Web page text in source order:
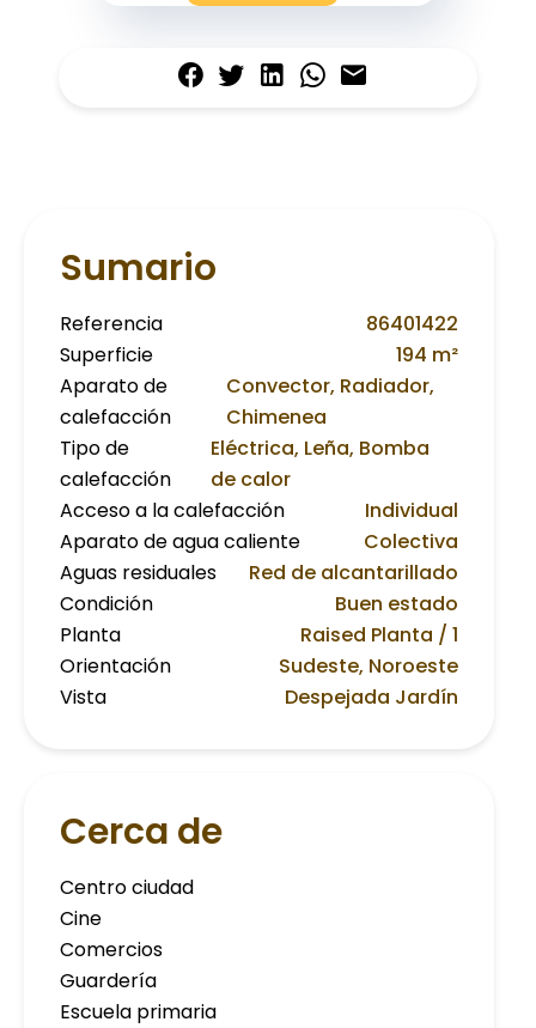
Sumario
Referencia
86401422
Superficie
194 m²
Aparato de
calefacción
Convector, Radiador,
Chimenea
Tipo de
calefacción
Eléctrica, Leña, Bomba
de calor
Acceso a la calefacción
Individual
Aparato de agua caliente
Colectiva
Aguas residuales
Red de alcantarillado
Condición
Buen estado
Planta
Raised Planta / 1
Orientación
Sudeste, Noroeste
Vista
Despejada Jardín
Cerca de
Centro ciudad
Cine
Comercios
Guardería
Escuela primaria